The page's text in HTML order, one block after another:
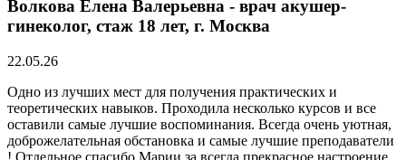
Волкова Елена Валерьевна - врач акушер-
гинеколог, стаж 18 лет, г. Москва
22.05.26
Одно из лучших мест для получения практических и
теоретических навыков. Проходила несколько курсов и все
оставили самые лучшие воспоминания. Всегда очень уютная,
доброжелательная обстановка и самые лучшие преподаватели
! Отдельное спасибо Марии за всегда прекрасное настроение